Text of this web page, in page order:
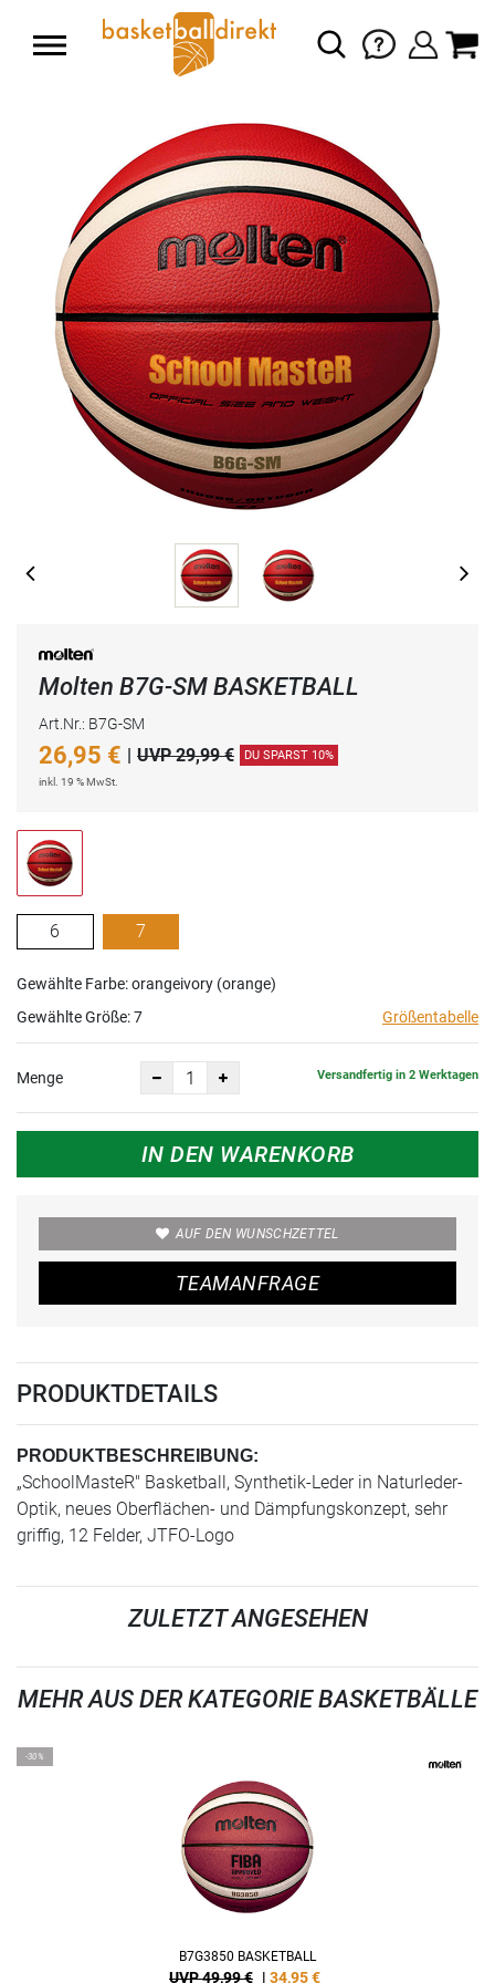
Molten B7G-SM BASKETBALL
Art.Nr.: B7G-SM
26,95 € | UVP 29,99 € DU SPARST 10%
inkl. 19 % MwSt.
6 7
Gewählte Farbe: orangeivory (orange)
Gewählte Größe:7 Größentabelle
Menge Versandfertig in 2 Werktagen
IN DEN WARENKORB
AUF DEN WUNSCHZETTEL
TEAMANFRAGE
PRODUKTDETAILS
PRODUKTBESCHREIBUNG:
„SchoolMasteR" Basketball, Synthetik-Leder in Naturleder-
Optik, neues Oberflächen- und Dämpfungskonzept, sehr
griffig, 12 Felder, JTFO-Logo
ZULETZT ANGESEHEN
MEHR AUS DER KATEGORIE BASKETBÄLLE
-30%
B7G3850 BASKETBALL
UVP 49,99 € | 34,95€